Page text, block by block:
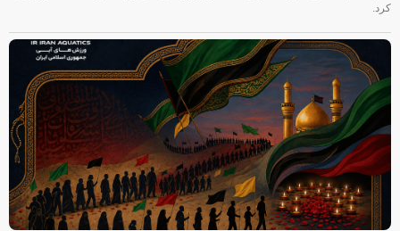
کرد.